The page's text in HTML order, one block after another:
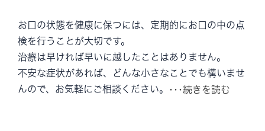
お口の状態を健康に保つには、定期的にお口の中の点
検を行うことが大切です。
治療は早ければ早いに越したことはありません。
不安な症状があれば、どんな小さなことでも構いませ
んので、お気軽にご相談ください。
･･･続きを読む